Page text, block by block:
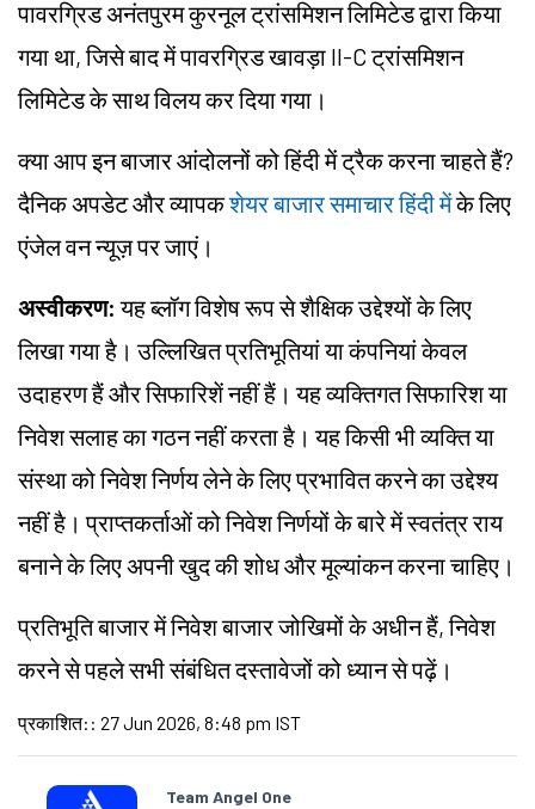
पावरग्रिड अनंतपुरम कुरनूल ट्रांसमिशन लिमिटेड द्वारा किया
गया था, जिसे बाद में पावरग्रिड खावड़ा II-C ट्रांसमिशन
लिमिटेड के साथ विलय कर दिया गया।
क्या आप इन बाजार आंदोलनों को हिंदी में ट्रैक करना चाहते हैं?
दैनिक अपडेट और व्यापकशेयर बाजार समाचार हिंदी मेंके लिए
एंजेल वन न्यूज़ पर जाएं।
अस्वीकरण: यह ब्लॉग विशेष रूप से शैक्षिक उद्देश्यों के लिए
लिखा गया है। उल्लिखित प्रतिभूतियां या कंपनियां केवल
उदाहरण हैं और सिफारिशें नहीं हैं। यह व्यक्तिगत सिफारिश या
निवेश सलाह का गठन नहीं करता है। यह किसी भी व्यक्ति या
संस्था को निवेश निर्णय लेने के लिए प्रभावित करने का उद्देश्य
नहीं है। प्राप्तकर्ताओं को निवेश निर्णयों के बारे में स्वतंत्र राय
बनाने के लिए अपनी खुद की शोध और मूल्यांकन करना चाहिए।
प्रतिभूति बाजार में निवेश बाजार जोखिमों के अधीन हैं, निवेश
करने से पहले सभी संबंधित दस्तावेजों को ध्यान से पढ़ें।
प्रकाशित: : 27 Jun 2026, 8:48 pm IST
Team Angel One